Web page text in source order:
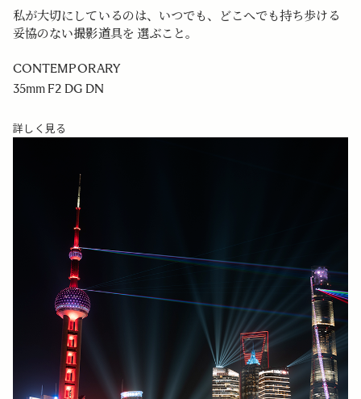
私が大切にしているのは、いつでも、どこへでも持ち歩ける
妥協のない撮影道具を 選ぶこと。
CONTEMPORARY
35mm F2 DG DN
詳しく見る